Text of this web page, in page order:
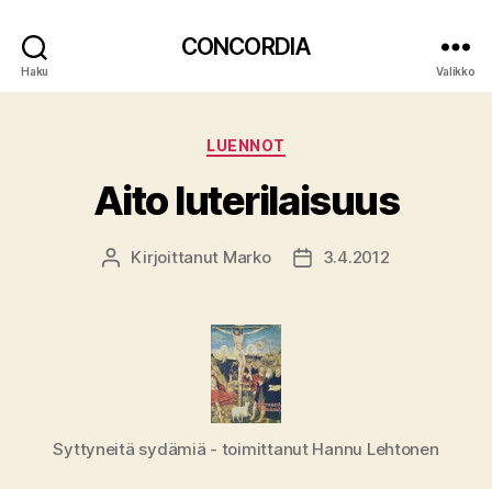
Haku
CONCORDIA
Valikko
Kategoriat
LUENNOT
Aito luterilaisuus
Kirjoittaja
Kirjoittanut Marko Julkaisupäivämäärä
3.4.2012
Syttyneitä sydämiä - toimittanut Hannu Lehtonen